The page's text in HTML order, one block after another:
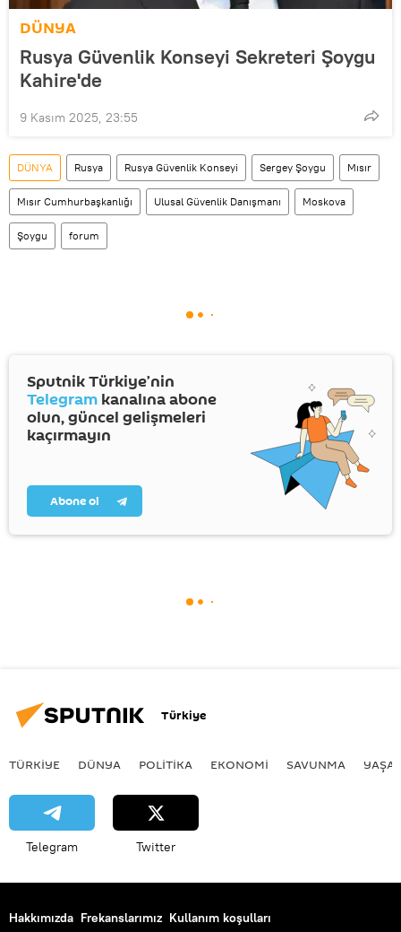
DÜNYA
Rusya Güvenlik Konseyi Sekreteri Şoygu
Kahire'de
9 Kasım 2025, 23:55
DÜNYA Rusya Rusya Güvenlik Konseyi Sergey Şoygu Mısır
Mısır Cumhurbaşkanlığı Ulusal Güvenlik Danışmanı Moskova
Şoygu forum
Sputnik Türkiye’nin
Telegram kanalına abone
olun, güncel gelişmeleri
kaçırmayın
Abone ol
Türkiye
TÜRKIYE DÜNYA POLİTİKA EKONOMİ SAVUNMA
Telegram Twitter
Hakkımızda Frekanslarımız Kullanım koşulları